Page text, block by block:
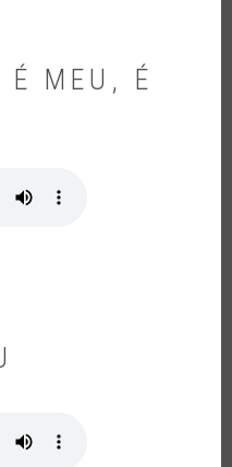
É MEU, É